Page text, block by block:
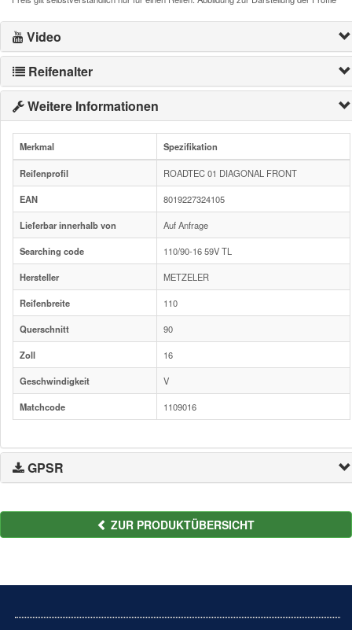
Video
Reifenalter
Weitere Informationen
Merkmal Spezifikation
Reifenprofil ROADTEC 01 DIAGONAL FRONT
EAN 8019227324105
Lieferbar innerhalb von Auf Anfrage
Searching code 110/90-16 59V TL
Hersteller METZELER
Reifenbreite 110
Querschnitt 90
Zoll 16
Geschwindigkeit V
Matchcode 1109016
GPSR
ZUR PRODUKTÜBERSICHT